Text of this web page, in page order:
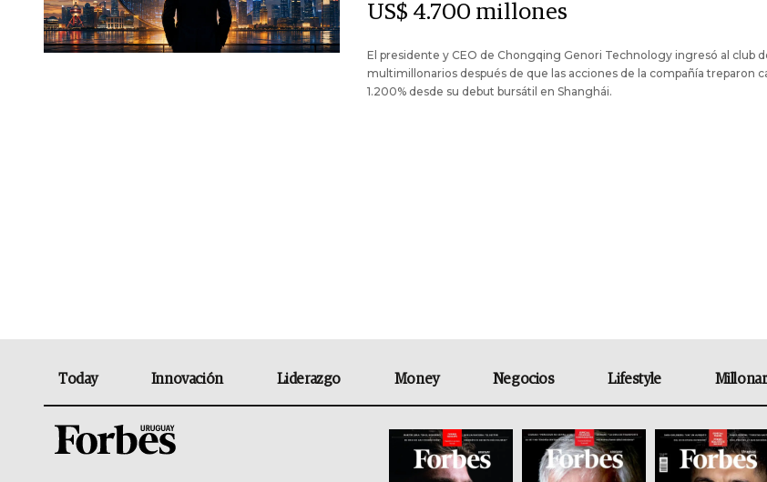
US$ 4.700 millones
El presidente y CEO de Chongqing Genori Technology ingresó al club
multimillonarios después de que las acciones de la compañía treparon
1.200% desde su debut bursátil en Shanghái.
Today Innovación Liderazgo Money Negocios Lifestyle